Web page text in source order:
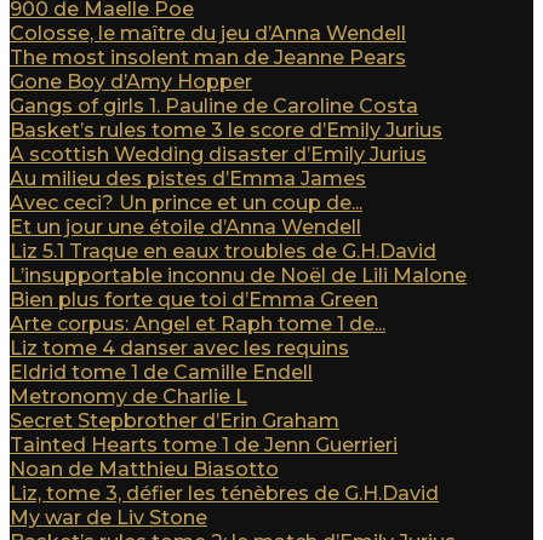
900 de Maelle Poe
Colosse, le maître du jeu d’Anna Wendell
The most insolent man de Jeanne Pears
Gone Boy d’Amy Hopper
Gangs of girls 1. Pauline de Caroline Costa
Basket’s rules tome 3 le score d’Emily Jurius
A scottish Wedding disaster d’Emily Jurius
Au milieu des pistes d’Emma James
Avec ceci? Un prince et un coup de...
Et un jour une étoile d’Anna Wendell
Liz 5.1 Traque en eaux troubles de G.H.David
L’insupportable inconnu de Noël de Lili Malone
Bien plus forte que toi d’Emma Green
Arte corpus: Angel et Raph tome 1 de...
Liz tome 4 danser avec les requins
Eldrid tome 1 de Camille Endell
Metronomy de Charlie L
Secret Stepbrother d’Erin Graham
Tainted Hearts tome 1 de Jenn Guerrieri
Noan de Matthieu Biasotto
Liz, tome 3, défier les ténèbres de G.H.David
My war de Liv Stone